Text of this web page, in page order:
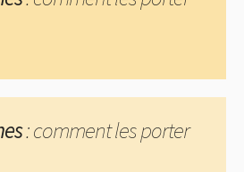
: comment les porter